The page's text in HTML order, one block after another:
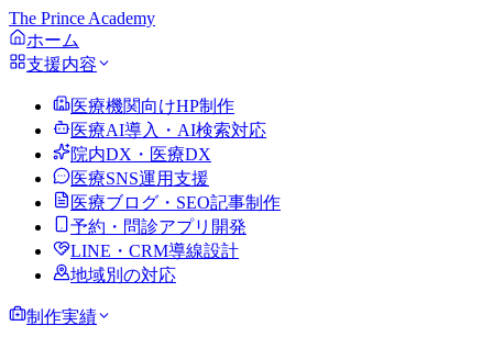
The Prince Academy
ホーム
支援内容
医療機関向けHP制作
医療AI導入・AI検索対応
院内DX・医療DX
医療SNS運用支援
医療ブログ・SEO記事制作
予約・問診アプリ開発
LINE・CRM導線設計
地域別の対応
制作実績